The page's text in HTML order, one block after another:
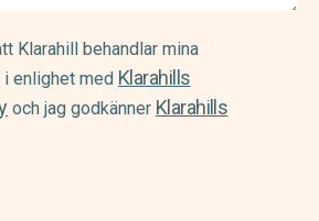
Klarahill behandlar mina
enlighet med Klarahills
och jag godkänner Klarahills